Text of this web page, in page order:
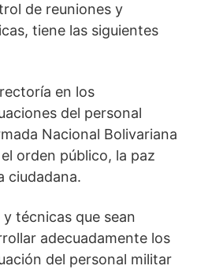
de reuniones y
tiene las siguientes
en los
del personal
Nacional Bolivariana
orden público, la paz
ciudadana.
técnicas que sean
adecuadamente los
del personal militar